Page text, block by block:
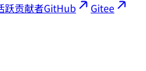
跃贡献者GitHub
Gitee